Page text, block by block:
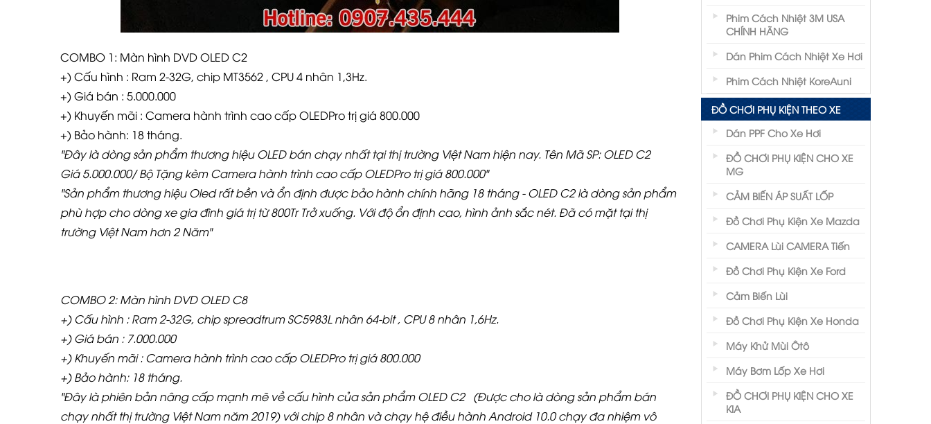
COMBO 1: Màn hình DVD OLED C2
+) Cấu hình : Ram 2-32G, chip MT3562 , CPU 4 nhân 1,3Hz.
+) Giá bán : 5.000.000
+) Khuyến mãi : Camera hành trình cao cấp OLEDPro trị giá 800.000
+) Bảo hành: 18 tháng.
"Đây là dòng sản phẩm thương hiệu OLED bán chạy nhất tại thị trường Việt Nam hiện nay. Tên Mã SP: OLED C2
Giá 5.000.000/ Bộ Tặng kèm Camera hành trình cao cấp OLEDPro trị giá 800.000"
"Sản phẩm thương hiệu Oled rất bền và ổn định được bảo hành chính hãng 18 tháng - OLED C2 là dòng sản phẩm
phù hợp cho dòng xe gia đình giá trị từ 800Tr Trở xuống. Với độ ổn định cao, hình ảnh sắc nét. Đã có mặt tại thị
trường Việt Nam hơn 2 Năm"
COMBO 2: Màn hình DVD OLED C8
+) Cấu hình : Ram 2-32G, chip spreadtrum SC5983L nhân 64-bit , CPU 8 nhân 1,6Hz.
+) Giá bán : 7.000.000
+) Khuyến mãi : Camera hành trình cao cấp OLEDPro trị giá 800.000
+) Bảo hành: 18 tháng.
"Đây là phiên bản nâng cấp mạnh mẽ về cấu hình của sản phẩm OLED C2 (Được cho là dòng sản phẩm bán
chạy nhất thị trường Việt Nam năm 2019) với chip 8 nhân và chạy hệ điều hành Android 10.0 chạy đa nhiệm vô
Phim Cách Nhiệt 3M USA
CHÍNH HÃNG
Dán Phim Cách Nhiệt Xe Hơi
Phim Cách Nhiệt KoreAuni
ĐỒ CHƠI PHỤ KIỆN THEO XE
Dán PPF Cho Xe Hơi
ĐỒ CHƠI PHỤ KIỆN CHO XE
MG
CẢM BIẾN ÁP SUẤT LỐP
Đồ Chơi Phụ Kiện Xe Mazda
CAMERA Lùi CAMERA Tiến
Đồ Chơi Phụ Kiện Xe Ford
Cảm Biến Lùi
Đồ Chơi Phụ Kiện Xe Honda
Máy Khử Mùi Ôtô
Máy Bơm Lốp Xe Hơi
ĐỒ CHƠI PHỤ KIỆN CHO XE
KIA